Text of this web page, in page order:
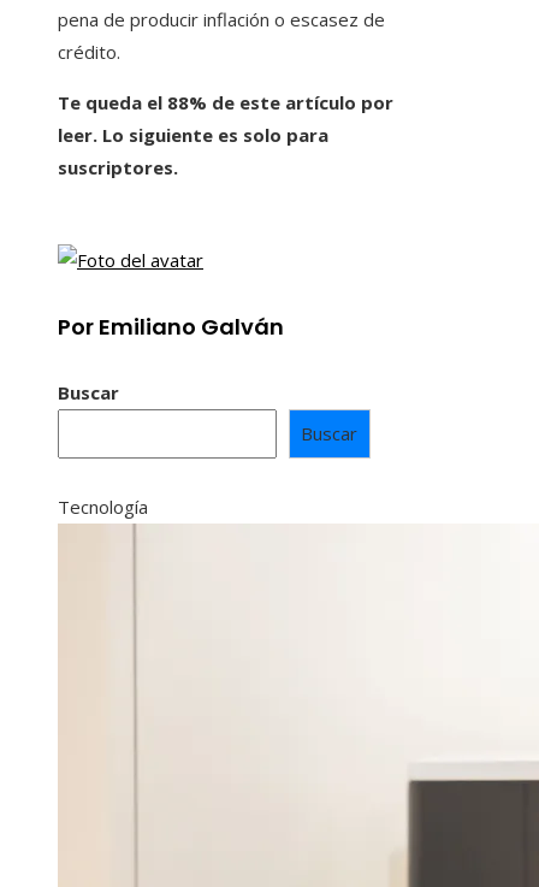
pena de producir inflación o escasez de
crédito.
Te queda el 88% de este artículo por
leer. Lo siguiente es solo para
suscriptores.
Por Emiliano Galván
Buscar
Buscar
Tecnología